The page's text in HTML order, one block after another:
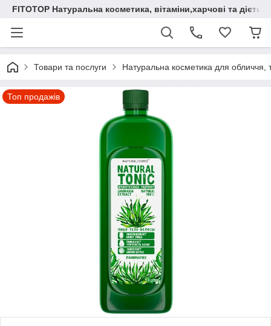
FITOTOP Натуральна косметика, вітаміни,харчові та
Товари та послуги Натуральна косметика для обличчя,
Топ продажів